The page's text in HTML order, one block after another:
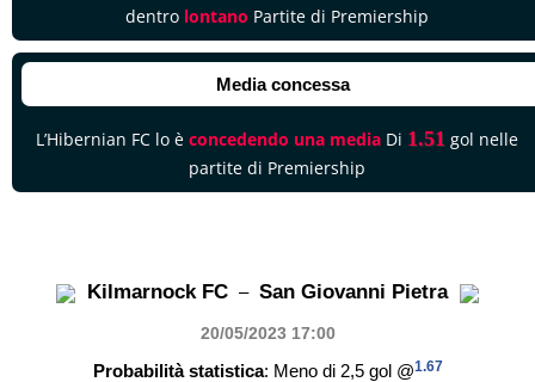
dentro lontano Partite di Premiership
Media concessa
L’Hibernian FC lo è concedendo una media Di 1.51 gol nelle
partite di Premiership
Kilmarnock FC – San Giovanni Pietra
20/05/2023 17:00
Probabilità statistica: Meno di 2,5 gol @1.67